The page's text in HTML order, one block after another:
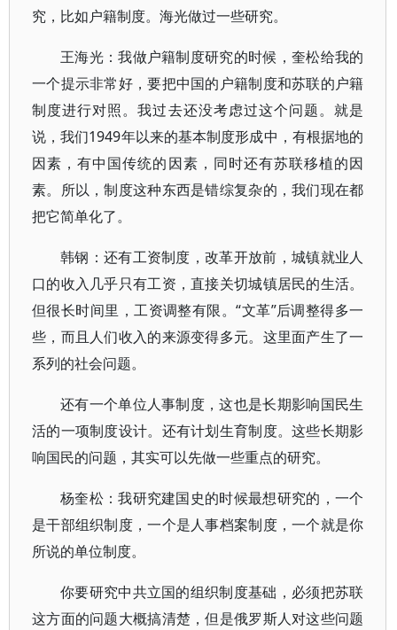
究，比如户籍制度。海光做过一些研究。
王海光：我做户籍制度研究的时候，奎松给我的
一个提示非常好，要把中国的户籍制度和苏联的户籍
制度进行对照。我过去还没考虑过这个问题。就是
说，我们1949年以来的基本制度形成中，有根据地的
因素，有中国传统的因素，同时还有苏联移植的因
素。所以，制度这种东西是错综复杂的，我们现在都
把它简单化了。
韩钢：还有工资制度，改革开放前，城镇就业人
口的收入几乎只有工资，直接关切城镇居民的生活。
但很长时间里，工资调整有限。“文革”后调整得多一
些，而且人们收入的来源变得多元。这里面产生了一
系列的社会问题。
还有一个单位人事制度，这也是长期影响国民生
活的一项制度设计。还有计划生育制度。这些长期影
响国民的问题，其实可以先做一些重点的研究。
杨奎松：我研究建国史的时候最想研究的，一个
是干部组织制度，一个是人事档案制度，一个就是你
所说的单位制度。
你要研究中共立国的组织制度基础，必须把苏联
这方面的问题大概搞清楚，但是俄罗斯人对这些问题